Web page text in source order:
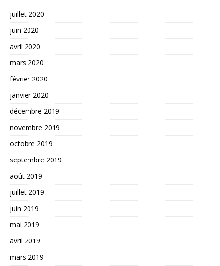
juillet 2020
juin 2020
avril 2020
mars 2020
février 2020
janvier 2020
décembre 2019
novembre 2019
octobre 2019
septembre 2019
août 2019
juillet 2019
juin 2019
mai 2019
avril 2019
mars 2019